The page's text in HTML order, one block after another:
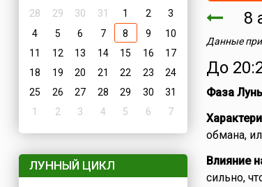
28
29 30 31 1 2
3
4
5 6 7 8 9
10
11
12 13 14 15 16
17
18
19 20 21 22 23
24
25
26 27 28 29 30
31
1
2 3 4 5 6 7
ЛУННЫЙ ЦИКЛ
8
Данные
До
Фаза
обмана,
Влияние
сильно,